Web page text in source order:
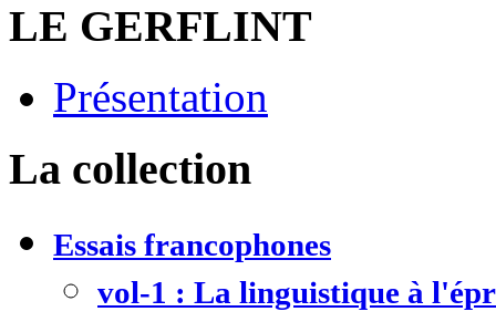
LE GERFLINT
Présentation
La collection
Essais francophones
vol-1 : La linguistique à